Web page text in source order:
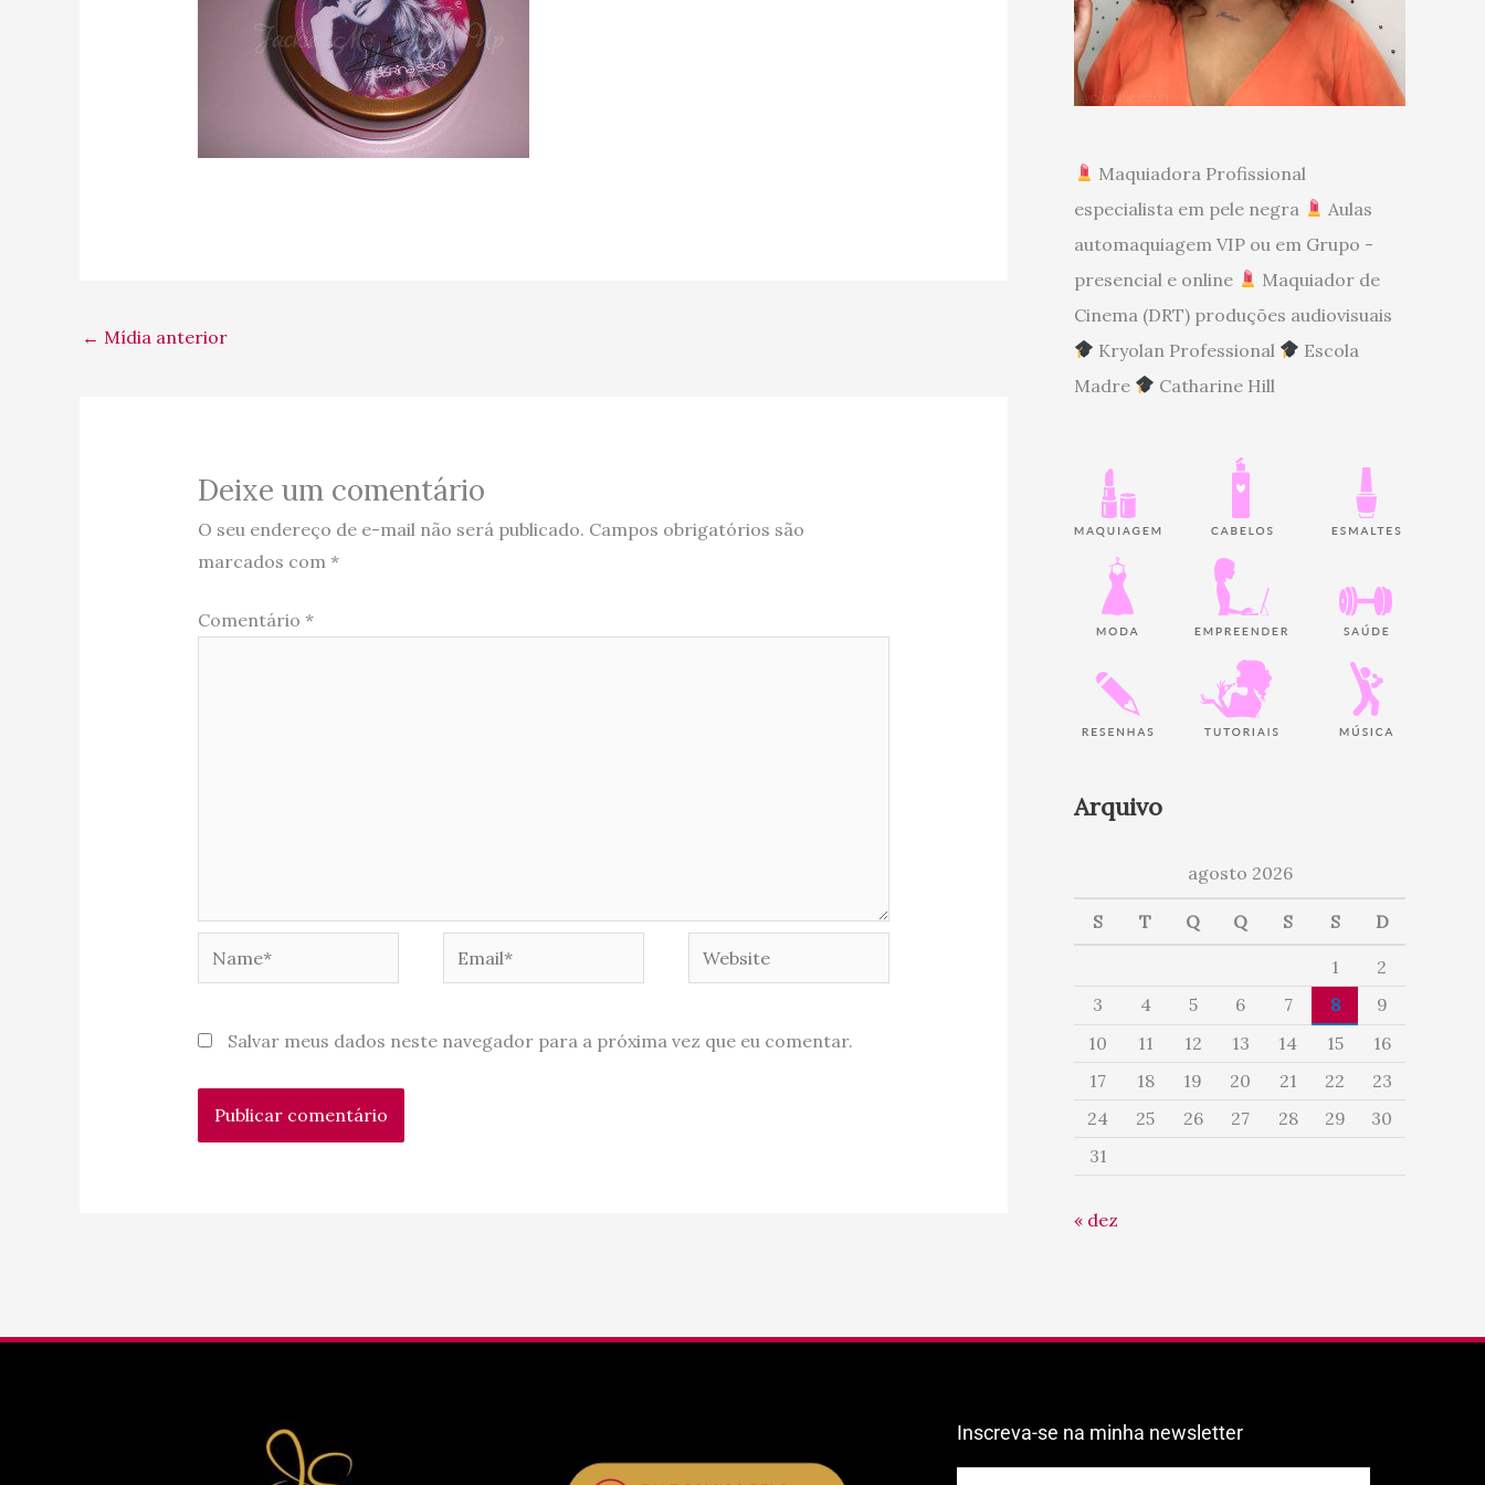
← Mídia anterior
Deixe um comentário
O seu endereço de e-mail não será publicado. Campos obrigatórios são
marcados com *
Comentário *
Website
Salvar meus dados neste navegador para a próxima vez que eu comentar.
Maquiadora Profissional
especialista em pele negra
Aulas
automaquiagem VIP ou em Grupo -
presencial e online
Maquiador de
Cinema (DRT) produções audiovisuais
Kryolan Professional
Escola
Madre
Catharine Hill
Arquivo
agosto 2026
S T Q Q S S D
1
2
3
4 5 6 7 8
9
10
11 12 13 14 15
16
17
18 19 20 21 22
23
24
25 26 27 28 29
30
31
« dez
Inscreva-se na minha newsletter